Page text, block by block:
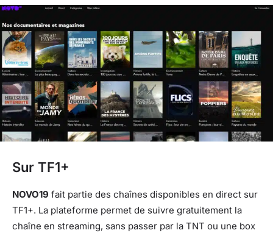
Sur TF1+
NOVO19 fait partie des chaînes disponibles en direct sur
TF1+. La plateforme permet de suivre gratuitement la
chaîne en streaming, sans passer par la TNT ou une box